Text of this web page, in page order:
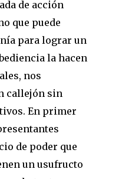
de acción
que puede
para lograr un
la hacen
nos
callejón sin
En primer
de poder que
un usufructo